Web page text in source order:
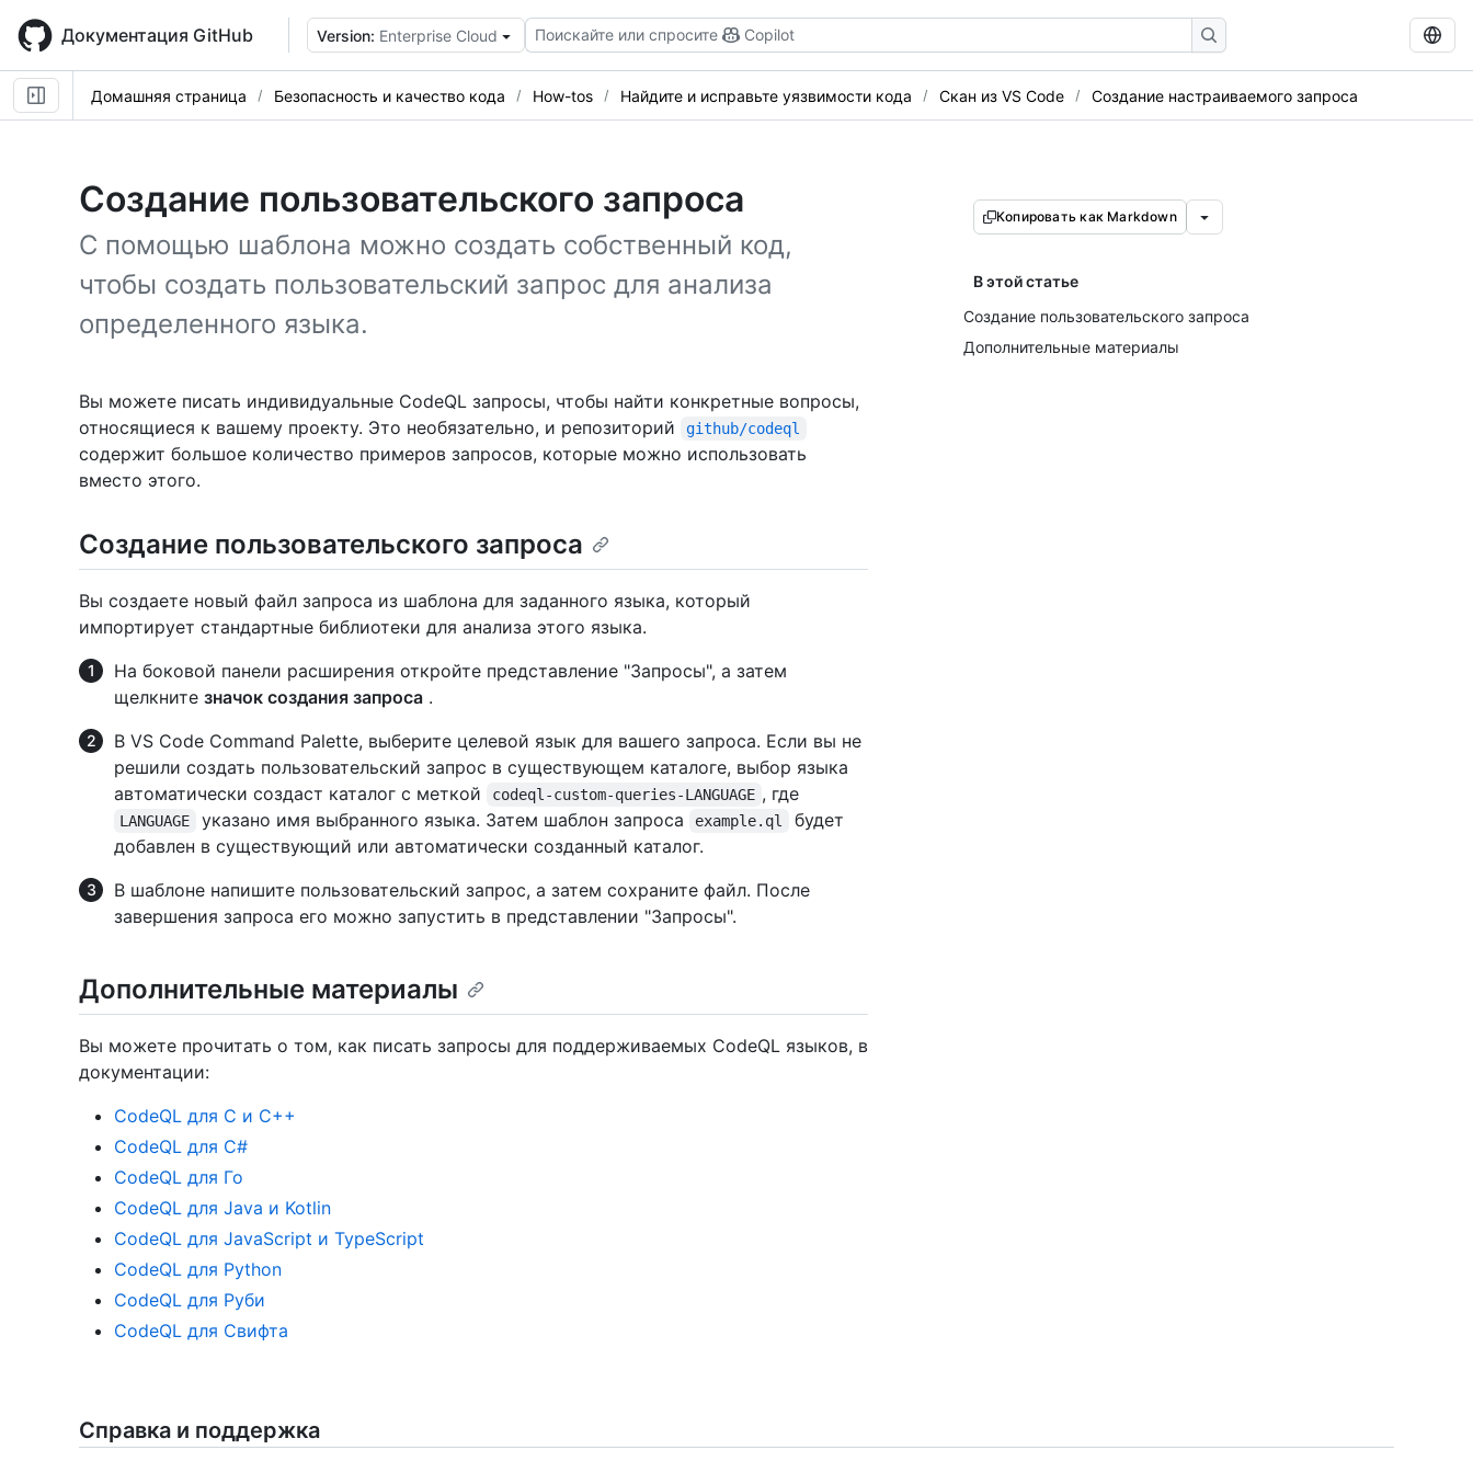
main
content
Документация GitHub Version: Enterprise Cloud Поискайте или спросите Copilot
Домашняя страница Безопасность и качество кода How-tos Найдите и исправьте уязвимости кода Скан из VS Code Создание настраиваемого запроса
Создание пользовательского запроса
С помощью шаблона можно создать собственный код,
чтобы создать пользовательский запрос для анализа
определенного языка.
Копировать как Markdown
В этой статье
Создание пользовательского запроса
Дополнительные материалы
Вы можете писать индивидуальные CodeQL запросы, чтобы найти конкретные вопросы,
относящиеся к вашему проекту. Это необязательно, и репозиторий
github/codeql
содержит большое количество примеров запросов, которые можно использовать
вместо этого.
Создание пользовательского запроса
Вы создаете новый файл запроса из шаблона для заданного языка, который
импортирует стандартные библиотеки для анализа этого языка.
На боковой панели расширения откройте представление "Запросы", а затем
щелкните значок создания запроса .
В VS Code Command Palette, выберите целевой язык для вашего запроса. Если вы не
решили создать пользовательский запрос в существующем каталоге, выбор языка
автоматически создаст каталог с меткой
codeql-custom-queries-LANGUAGE , где
LANGUAGE указано имя выбранного языка. Затем шаблон запроса example.ql
будет
добавлен в существующий или автоматически созданный каталог.
В шаблоне напишите пользовательский запрос, а затем сохраните файл. После
завершения запроса его можно запустить в представлении "Запросы".
Дополнительные материалы
Вы можете прочитать о том, как писать запросы для поддерживаемых CodeQL языков, в
документации:
CodeQL для C и C++
CodeQL для C#
CodeQL для Го
CodeQL для Java и Kotlin
CodeQL для JavaScript и TypeScript
CodeQL для Python
CodeQL для Руби
CodeQL для Свифта
Справка и поддержка